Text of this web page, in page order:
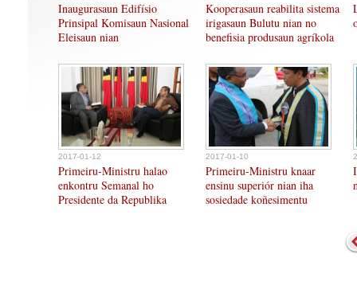
Inaugurasaun Edifísio
Prinsipal Komisaun Nasional
Eleisaun nian
Kooperasaun reabilita sistema
irigasaun Bulutu nian no
benefisia produsaun agríkola
2017-01-12
Primeiru-Ministru halao
enkontru Semanal ho
Presidente da Republika
2017-01-10
Primeiru-Ministru knaar
ensinu superiór nian iha
sosiedade koñesimentu